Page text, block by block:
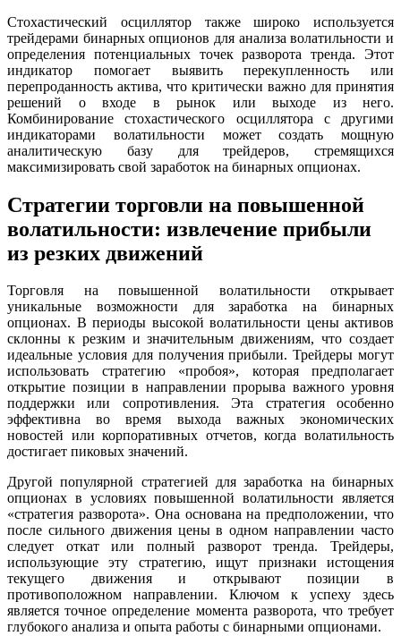
Стохастический осциллятор также широко используется
трейдерами бинарных опционов для анализа волатильности и
определения потенциальных точек разворота тренда. Этот
индикатор помогает выявить перекупленность или
перепроданность актива, что критически важно для принятия
решений о входе в рынок или выходе из него.
Комбинирование стохастического осциллятора с другими
индикаторами волатильности может создать мощную
аналитическую базу для трейдеров, стремящихся
максимизировать свой заработок на бинарных опционах.
Стратегии торговли на повышенной
волатильности: извлечение прибыли
из резких движений
Торговля на повышенной волатильности открывает
уникальные возможности для заработка на бинарных
опционах. В периоды высокой волатильности цены активов
склонны к резким и значительным движениям, что создает
идеальные условия для получения прибыли. Трейдеры могут
использовать стратегию «пробоя», которая предполагает
открытие позиции в направлении прорыва важного уровня
поддержки или сопротивления. Эта стратегия особенно
эффективна во время выхода важных экономических
новостей или корпоративных отчетов, когда волатильность
достигает пиковых значений.
Другой популярной стратегией для заработка на бинарных
опционах в условиях повышенной волатильности является
«стратегия разворота». Она основана на предположении, что
после сильного движения цены в одном направлении часто
следует откат или полный разворот тренда. Трейдеры,
использующие эту стратегию, ищут признаки истощения
текущего движения и открывают позиции в
противоположном направлении. Ключом к успеху здесь
является точное определение момента разворота, что требует
глубокого анализа и опыта работы с бинарными опционами.